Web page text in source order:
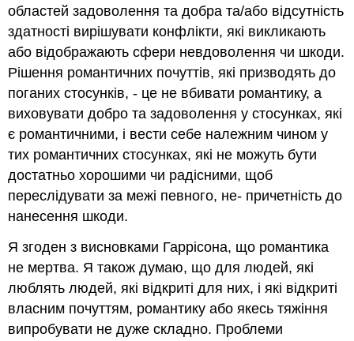
областей задоволення та добра та/або відсутність
здатності вирішувати конфлікти, які викликають
або відображають сфери невдоволення чи шкоди.
Рішення романтичних почуттів, які призводять до
поганих стосунків, - це не вбивати романтику, а
виховувати добро та задоволення у стосунках, які
є романтичними, і вести себе належним чином у
тих романтичних стосунках, які не можуть бути
достатньо хорошими чи радісними, щоб
переслідувати за межі певного, не- причетність до
нанесення шкоди.
Я згоден з висновками Гаррісона, що романтика
не мертва. Я також думаю, що для людей, які
люблять людей, які відкриті для них, і які відкриті
власним почуттям, романтику або якесь тяжіння
випробувати не дуже складно. Проблеми